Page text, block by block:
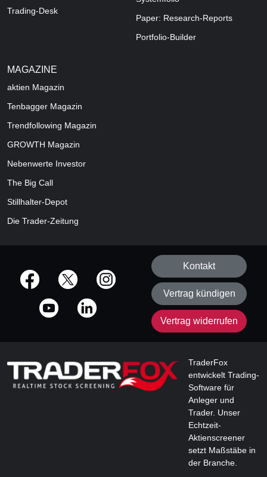
Trading-Desk
Paper: Research-Reports
Portfolio-Builder
MAGAZINE
aktien Magazin
Tenbagger Magazin
Trendfollowing Magazin
GROWTH Magazin
Nebenwerte Investor
The Big Call
Stillhalter-Depot
Die Trader-Zeitung
offizielle Social Media-Accounts
Kontakt
Vertrag kündigen
Vertrag widerrufen
TraderFox
entwickelt Trading-
Software für
Anleger und
Trader. Unser
Echtzeit-
Aktienscreener
setzt Maßstäbe in
der Branche.